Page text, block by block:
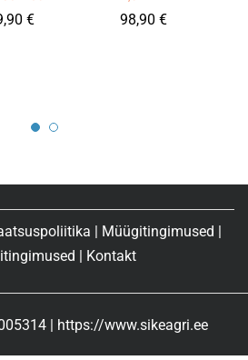
€ 98,90 €
| Müügitingimused |
| Kontakt
| https://www.sikeagri.ee